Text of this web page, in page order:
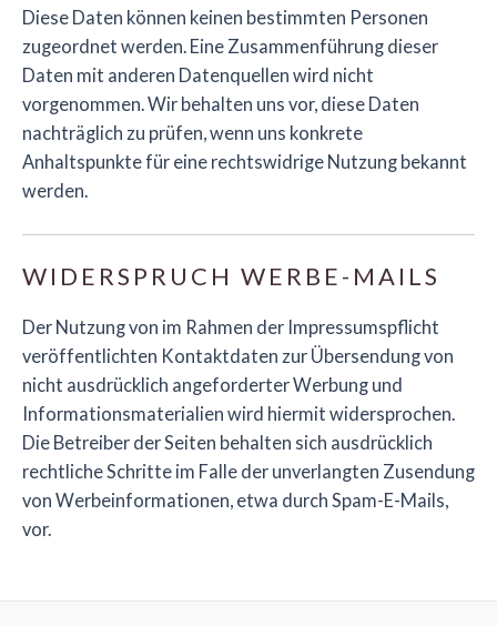
Diese Daten können keinen bestimmten Personen
zugeordnet werden. Eine Zusammenführung dieser
Daten mit anderen Datenquellen wird nicht
vorgenommen. Wir behalten uns vor, diese Daten
nachträglich zu prüfen, wenn uns konkrete
Anhaltspunkte für eine rechtswidrige Nutzung bekannt
werden.
WIDERSPRUCH WERBE-MAILS
Der Nutzung von im Rahmen der Impressumspflicht
veröffentlichten Kontaktdaten zur Übersendung von
nicht ausdrücklich angeforderter Werbung und
Informationsmaterialien wird hiermit widersprochen.
Die Betreiber der Seiten behalten sich ausdrücklich
rechtliche Schritte im Falle der unverlangten Zusendung
von Werbeinformationen, etwa durch Spam-E-Mails,
vor.